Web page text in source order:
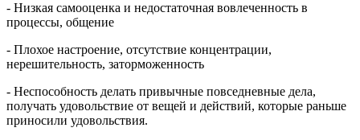
- Низкая самооценка и недостаточная вовлеченность в
процессы, общение
- Плохое настроение, отсутствие концентрации,
нерешительность, заторможенность
- Неспособность делать привычные повседневные дела,
получать удовольствие от вещей и действий, которые раньше
приносили удовольствия.